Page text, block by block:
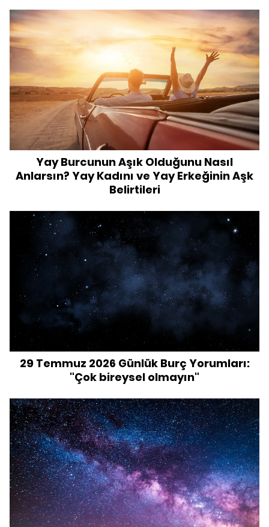
Yay Burcunun Aşık Olduğunu Nasıl
Anlarsın? Yay Kadını ve Yay Erkeğinin Aşk
Belirtileri
29 Temmuz 2026 Günlük Burç Yorumları:
"Çok bireysel olmayın"